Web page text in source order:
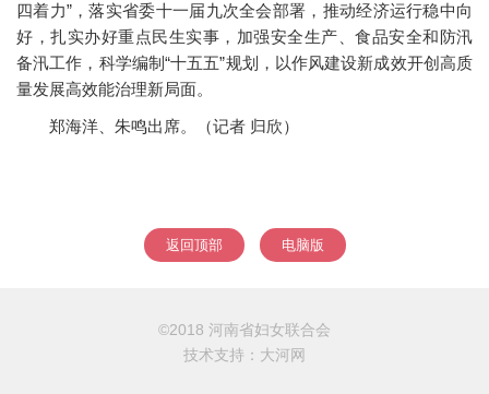
四着力”，落实省委十一届九次全会部署，推动经济运行稳中向
好，扎实办好重点民生实事，加强安全生产、食品安全和防汛
备汛工作，科学编制“十五五”规划，以作风建设新成效开创高质
量发展高效能治理新局面。
郑海洋、朱鸣出席。（记者 归欣）
返回顶部 电脑版
©2018 河南省妇女联合会
技术支持： 大河网